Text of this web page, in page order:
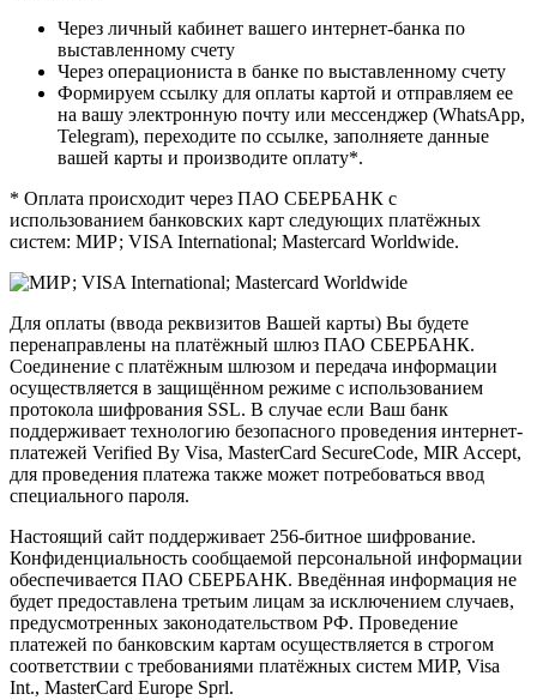
Через личный кабинет вашего интернет-банка по
выставленному счету
Через операциониста в банке по выставленному счету
Формируем ссылку для оплаты картой и отправляем ее
на вашу электронную почту или мессенджер (WhatsApp,
Telegram), переходите по ссылке, заполняете данные
вашей карты и производите оплату*.
* Оплата происходит через ПАО СБЕРБАНК с
использованием банковских карт следующих платёжных
систем: МИР; VISA International; Mastercard Worldwide.
Для оплаты (ввода реквизитов Вашей карты) Вы будете
перенаправлены на платёжный шлюз ПАО СБЕРБАНК.
Соединение с платёжным шлюзом и передача информации
осуществляется в защищённом режиме с использованием
протокола шифрования SSL. В случае если Ваш банк
поддерживает технологию безопасного проведения интернет-
платежей Verified By Visa, MasterCard SecureCode, MIR Accept,
для проведения платежа также может потребоваться ввод
специального пароля.
Настоящий сайт поддерживает 256-битное шифрование.
Конфиденциальность сообщаемой персональной информации
обеспечивается ПАО СБЕРБАНК. Введённая информация не
будет предоставлена третьим лицам за исключением случаев,
предусмотренных законодательством РФ. Проведение
платежей по банковским картам осуществляется в строгом
соответствии с требованиями платёжных систем МИР, Visa
Int., MasterCard Europe Sprl.